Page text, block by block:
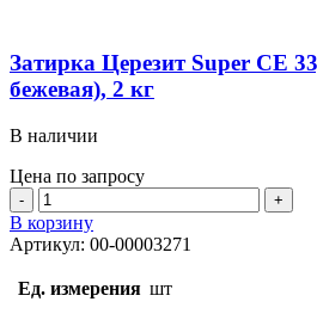
Затирка Церезит Super CE
бежевая), 2 кг
В наличии
Цена по запросу
Количество
товара
Затирка
Церезит
Super
CE
В корзину
Артикул: 00-00003271
Ед. измерения шт